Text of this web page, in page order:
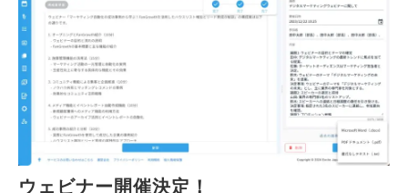
ウェビナー開催決定！